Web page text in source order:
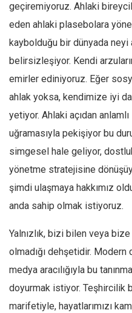
geçiremiyoruz. Ahlaki
eden ahlaki plasebolara
kaybolduğu bir dünyada neyi
belirsizleşiyor. Kendi
emirler ediniyoruz. Eğer
ahlak yoksa, kendimize iyi
yetiyor. Ahlaki açıdan
uğramasıyla pekişiyor bu
simgesel hale geliyor,
yönetme stratejisine
şimdi ulaşmaya hakkımız
anda sahip olmak istiyoruz.
Yalnızlık, bizi bilen veya
olmadığı dehşetidir.
medya aracılığıyla bu
doyurmak istiyor. Teşhircilik
marifetiyle, hayatlarımızı